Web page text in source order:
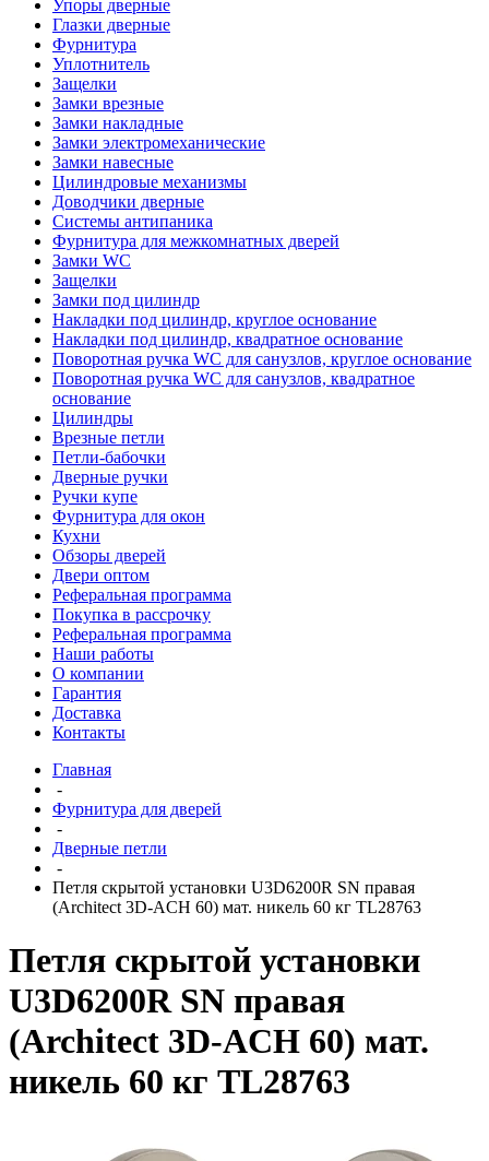
Упоры дверные
Глазки дверные
Фурнитура
Уплотнитель
Защелки
Замки врезные
Замки накладные
Замки электромеханические
Замки навесные
Цилиндровые механизмы
Доводчики дверные
Системы антипаника
Фурнитура для межкомнатных дверей
Замки WC
Защелки
Замки под цилиндр
Накладки под цилиндр, круглое основание
Накладки под цилиндр, квадратное основание
Поворотная ручка WC для санузлов, круглое основание
Поворотная ручка WC для санузлов, квадратное
основание
Цилиндры
Врезные петли
Петли-бабочки
Дверные ручки
Ручки купе
Фурнитура для окон
Кухни
Обзоры дверей
Двери оптом
Реферальная программа
Покупка в рассрочку
Реферальная программа
Наши работы
О компании
Гарантия
Доставка
Контакты
Главная
-
Фурнитура для дверей
-
Дверные петли
-
Петля скрытой установки U3D6200R SN правая
(Architect 3D-ACH 60) мат. никель 60 кг TL28763
Петля скрытой установки
U3D6200R SN правая
(Architect 3D-ACH 60) мат.
никель 60 кг TL28763